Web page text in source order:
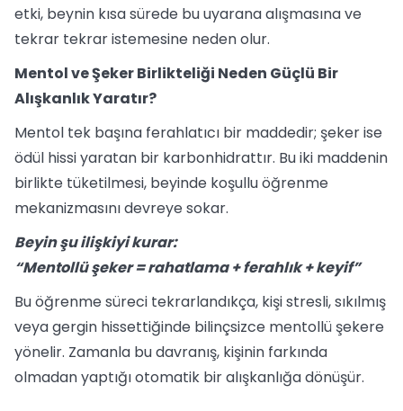
etki, beynin kısa sürede bu uyarana alışmasına ve
tekrar tekrar istemesine neden olur.
Mentol ve Şeker Birlikteliği Neden Güçlü Bir
Alışkanlık Yaratır?
Mentol tek başına ferahlatıcı bir maddedir; şeker ise
ödül hissi yaratan bir karbonhidrattır. Bu iki maddenin
birlikte tüketilmesi, beyinde koşullu öğrenme
mekanizmasını devreye sokar.
Beyin şu ilişkiyi kurar:
“Mentollü şeker = rahatlama + ferahlık + keyif”
Bu öğrenme süreci tekrarlandıkça, kişi stresli, sıkılmış
veya gergin hissettiğinde bilinçsizce mentollü şekere
yönelir. Zamanla bu davranış, kişinin farkında
olmadan yaptığı otomatik bir alışkanlığa dönüşür.